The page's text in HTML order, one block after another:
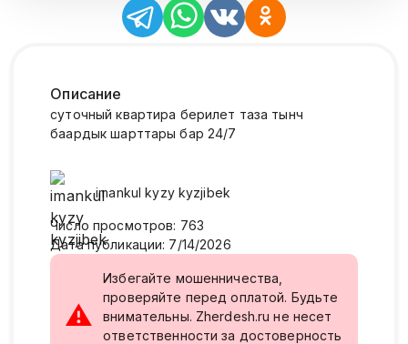
Описание
суточный квартира берилет таза тынч
баардык шарттары бар 24/7
imankul kyzy kyzjibek
Число просмотров: 763
Дата публикации: 7/14/2026
⚠
Избегайте мошенничества,
проверяйте перед оплатой. Будьте
внимательны. Zherdesh.ru не несет
ответственности за достоверность